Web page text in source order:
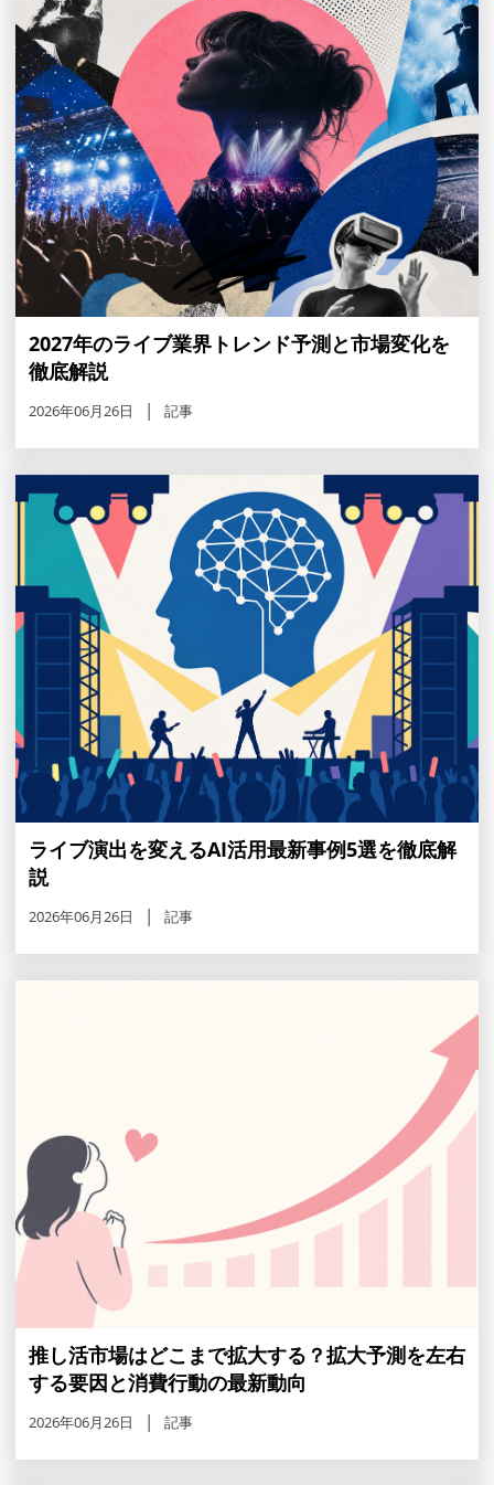
2027年のライブ業界トレンド予測と市場変化を
徹底解説
2026年06月26日 記事
ライブ演出を変えるAI活用最新事例5選を徹底解
説
2026年06月26日 記事
推し活市場はどこまで拡大する？拡大予測を左右
する要因と消費行動の最新動向
2026年06月26日 記事